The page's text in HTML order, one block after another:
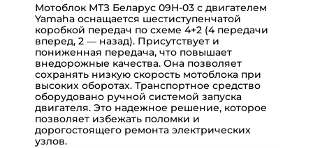
Мотоблок МТЗ Беларус 09Н-03 с двигателем
Yamaha оснащается шестиступенчатой
коробкой передач по схеме 4+2 (4 передачи
вперед, 2 — назад). Присутствует и
пониженная передача, что повышает
внедорожные качества. Она позволяет
сохранять низкую скорость мотоблока при
высоких оборотах. Транспортное средство
оборудовано ручной системой запуска
двигателя. Это надежное решение, которое
позволяет избежать поломки и
дорогостоящего ремонта электрических
узлов.